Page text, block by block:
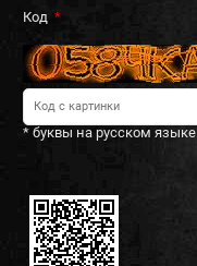
Код
* буквы на русском языке